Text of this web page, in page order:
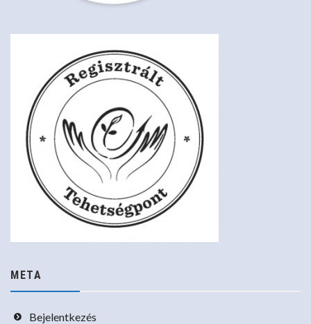
META
Bejelentkezés